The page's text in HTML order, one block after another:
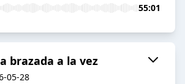
55:01
brazada a la vez
05-28